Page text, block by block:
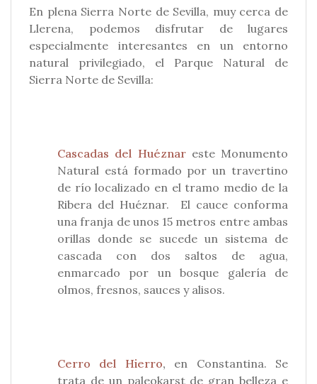
En plena Sierra Norte de Sevilla, muy cerca de
Llerena, podemos disfrutar de lugares
especialmente interesantes en un entorno
natural privilegiado, el Parque Natural de
Sierra Norte de Sevilla:
Cascadas del Huéznareste Monumento
Natural está formado por un travertino
de río localizado en el tramo medio de la
Ribera del Huéznar. El cauce conforma
una franja de unos 15 metros entre ambas
orillas donde se sucede un sistema de
cascada con dos saltos de agua,
enmarcado por un bosque galería de
olmos, fresnos, sauces y alisos.
Cerro del Hierro, en Constantina. Se
trata de un paleokarst de gran belleza e